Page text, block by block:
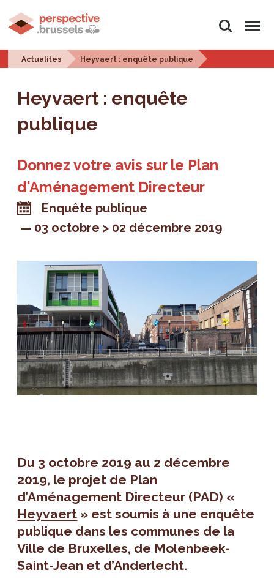
Rechercher
Menu
Actualites Heyvaert : enquête publique
Heyvaert : enquête
publique
Donnez votre avis sur le Plan
d'Aménagement Directeur
Enquête publique
03 octobre > 02 décembre 2019
Du 3 octobre 2019 au 2 décembre
2019, le projet de Plan
d’Aménagement Directeur (PAD) «
Heyvaert » est soumis à une enquête
publique dans les communes de la
Ville de Bruxelles, de Molenbeek-
Saint-Jean et d’Anderlecht.